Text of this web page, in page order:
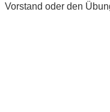
Vorstand oder den